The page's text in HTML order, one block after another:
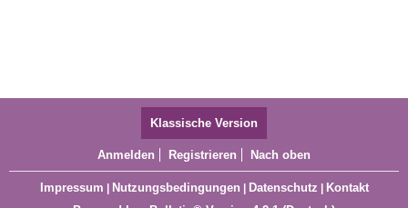
Klassische Version
Anmelden Registrieren Nach oben
Impressum Nutzungsbedingungen Datenschutz
Kontakt